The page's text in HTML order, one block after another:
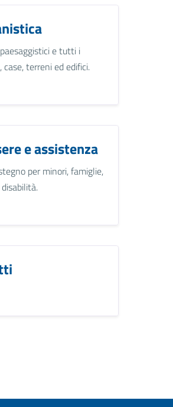
e tutti i
terreni ed edifici.
e assistenza
per minori, famiglie,